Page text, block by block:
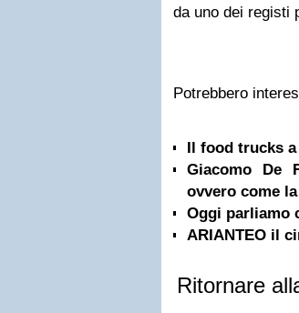
da uno dei registi
Potrebbero
Il food trucks
Giacomo De
ovvero come
Oggi parliamo
ARIANTEO il
Ritornare